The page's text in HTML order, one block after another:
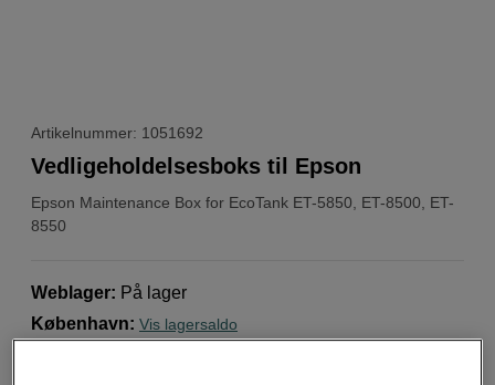
Artikelnummer: 1051692
Epson Maintenance Box for EcoTank ET-5850, ET-8500, ET-
8550
Vedligeholdelsesboks til Epson
Weblager: På lager
København: Vis lagersaldo